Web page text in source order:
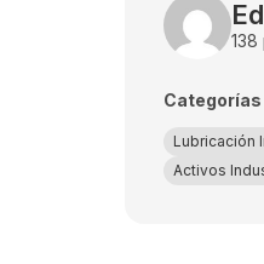
138
Categorías
Lubricación
Activos